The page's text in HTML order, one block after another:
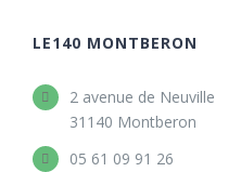
LE140 MONTBERON
2 avenue de Neuville
31140 Montberon
05 61 09 91 26